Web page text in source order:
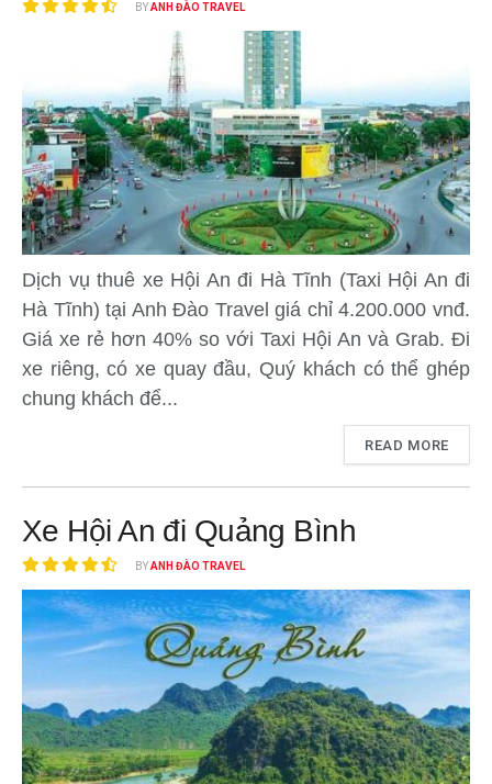
BYANH ĐÀO TRAVEL
Dịch vụ thuê xe Hội An đi Hà Tĩnh (Taxi Hội An đi
Hà Tĩnh) tại Anh Đào Travel giá chỉ 4.200.000 vnđ.
Giá xe rẻ hơn 40% so với Taxi Hội An và Grab. Đi
xe riêng, có xe quay đầu, Quý khách có thể ghép
chung khách để...
READ MORE
Xe Hội An đi Quảng Bình
BYANH ĐÀO TRAVEL